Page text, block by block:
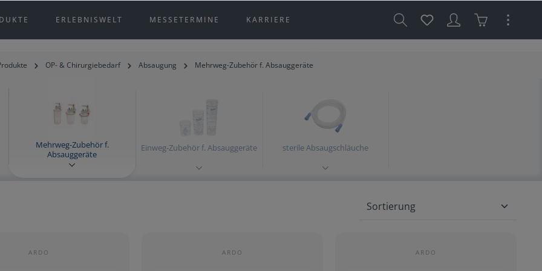
ERLEBNISWELT MESSETERMINE KARRIERE
OP- & Chirurgiebedarf Absaugung Mehrweg-Zubehör f. Absauggeräte
Mehrweg-Zubehör f.
Absauggeräte
Einweg-Zubehör f. Absauggeräte sterile Absaugschläuche
ARDO ARDO ARDO